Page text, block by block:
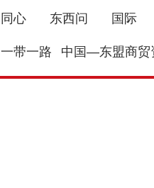
同心 东西问 国际
一带一路 中国—东盟商贸